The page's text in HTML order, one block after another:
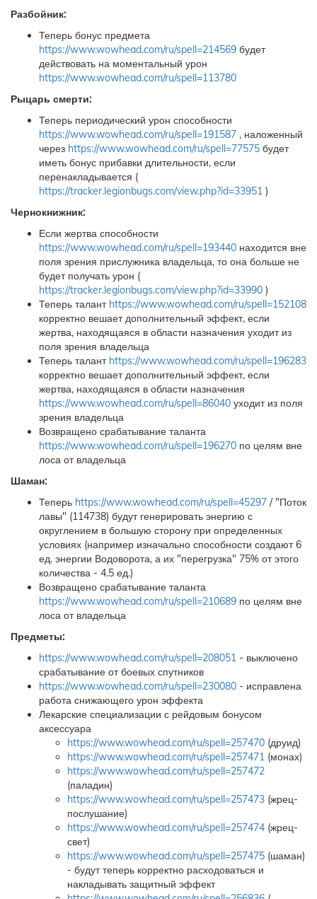
Разбойник:
Теперь бонус предмета
https://www.wowhead.com/ru/spell=214569 будет
действовать на моментальный урон
https://www.wowhead.com/ru/spell=113780
Рыцарь смерти:
Теперь периодический урон способности
https://www.wowhead.com/ru/spell=191587 , наложенный
через https://www.wowhead.com/ru/spell=77575 будет
иметь бонус прибавки длительности, если
перенакладывается (
https://tracker.legionbugs.com/view.php?id=33951 )
Чернокнижник:
Если жертва способности
https://www.wowhead.com/ru/spell=193440 находится вне
поля зрения прислужника владельца, то она больше не
будет получать урон (
https://tracker.legionbugs.com/view.php?id=33990 )
Теперь талант https://www.wowhead.com/ru/spell=152108
корректно вешает дополнительный эффект, если
жертва, находящаяся в области назначения уходит из
поля зрения владельца
Теперь талант https://www.wowhead.com/ru/spell=196283
корректно вешает дополнительный эффект, если
жертва, находящаяся в области назначения
https://www.wowhead.com/ru/spell=86040 уходит из поля
зрения владельца
Возвращено срабатывание таланта
https://www.wowhead.com/ru/spell=196270 по целям вне
лоса от владельца
Шаман:
Теперь https://www.wowhead.com/ru/spell=45297 / "Поток
лавы" (114738) будут генерировать энергию с
округлением в большую сторону при определенных
условиях (например изначально способности создают 6
ед. энергии Водоворота, а их "перегрузка" 75% от этого
количества - 4.5 ед.)
Возвращено срабатывание таланта
https://www.wowhead.com/ru/spell=210689 по целям вне
лоса от владельца
Предметы:
https://www.wowhead.com/ru/spell=208051 - выключено
срабатывание от боевых спутников
https://www.wowhead.com/ru/spell=230080 - исправлена
работа снижающего урон эффекта
Лекарские специализации с рейдовым бонусом
аксессуара
https://www.wowhead.com/ru/spell=257470 (друид)
https://www.wowhead.com/ru/spell=257471 (монах)
https://www.wowhead.com/ru/spell=257472
(паладин)
https://www.wowhead.com/ru/spell=257473 (жрец-
послушание)
https://www.wowhead.com/ru/spell=257474 (жрец-
свет)
https://www.wowhead.com/ru/spell=257475 (шаман)
- будут теперь корректно расходоваться и
накладывать защитный эффект